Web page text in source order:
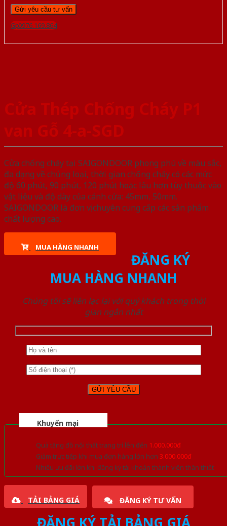
Gọi 0976.169.864
Cửa Thép Chống Cháy P1
van Gỗ 4-a-SGD
Cửa chống cháy tại SAIGONDOOR phong phú về màu sắc,
đa dạng về chủng loại, thời gian chống cháy có các mức
độ 60 phút, 90 phút, 120 phút hoặc lâu hơn tùy thuộc vào
vật liệu và độ dày của cánh cửa: 45mm, 50mm.
SAIGONDOOR là đơn vị chuyên cung cấp các sản phẩm
chất lượng cao.
MUA HÀNG NHANH
ĐĂNG KÝ
MUA HÀNG NHANH
Chúng tôi sẽ liên lạc lại với quý khách trong thời
gian ngắn nhất
Khuyến mại
Quà tặng đồ nội thất trang trí lên đến 1.000.000đ
Giảm trực tiếp khi mua đơn hàng lớn hơn 3.000.000đ
Nhiều ưu đãi lớn khi đăng ký tài khoản thành viên thân thiết
TẢI BẢNG GIÁ ĐĂNG KÝ TƯ VẤN